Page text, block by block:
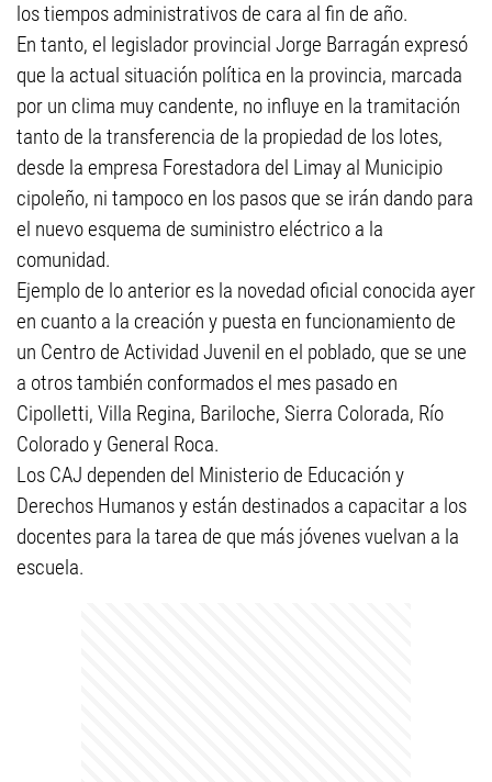
los tiempos administrativos de cara al fin de año.
En tanto, el legislador provincial Jorge Barragán expresó
que la actual situación política en la provincia, marcada
por un clima muy candente, no influye en la tramitación
tanto de la transferencia de la propiedad de los lotes,
desde la empresa Forestadora del Limay al Municipio
cipoleño, ni tampoco en los pasos que se irán dando para
el nuevo esquema de suministro eléctrico a la
comunidad.
Ejemplo de lo anterior es la novedad oficial conocida ayer
en cuanto a la creación y puesta en funcionamiento de
un Centro de Actividad Juvenil en el poblado, que se une
a otros también conformados el mes pasado en
Cipolletti, Villa Regina, Bariloche, Sierra Colorada, Río
Colorado y General Roca.
Los CAJ dependen del Ministerio de Educación y
Derechos Humanos y están destinados a capacitar a los
docentes para la tarea de que más jóvenes vuelvan a la
escuela.